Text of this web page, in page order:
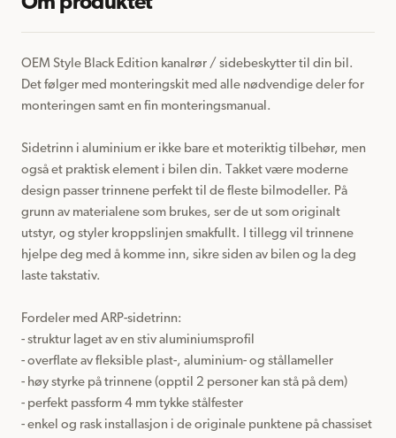
OEM Style Black Edition kanalrør / sidebeskytter til din bil.
Det følger med monteringskit med alle nødvendige deler for
monteringen samt en fin monteringsmanual.
Sidetrinn i aluminium er ikke bare et moteriktig tilbehør, men
også et praktisk element i bilen din. Takket være moderne
design passer trinnene perfekt til de fleste bilmodeller. På
grunn av materialene som brukes, ser de ut som originalt
utstyr, og styler kroppslinjen smakfullt. I tillegg vil trinnene
hjelpe deg med å komme inn, sikre siden av bilen og la deg
laste takstativ.
Fordeler med ARP-sidetrinn:
- struktur laget av en stiv aluminiumsprofil
- overflate av fleksible plast-, aluminium- og stållameller
- høy styrke på trinnene (opptil 2 personer kan stå på dem)
- perfekt passform 4 mm tykke stålfester
- enkel og rask installasjon i de originale punktene på chassiset